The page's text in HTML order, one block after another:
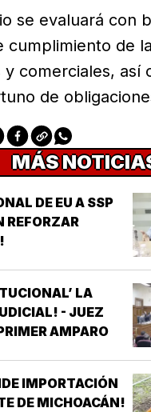
se evaluará con
cumplimiento de
y comerciales, así
de
MÁS
DE EU A SSP
REFORZAR
LA
- JUEZ
AMPARO
IMPORTACIÓN
DE MICHOACÁN!